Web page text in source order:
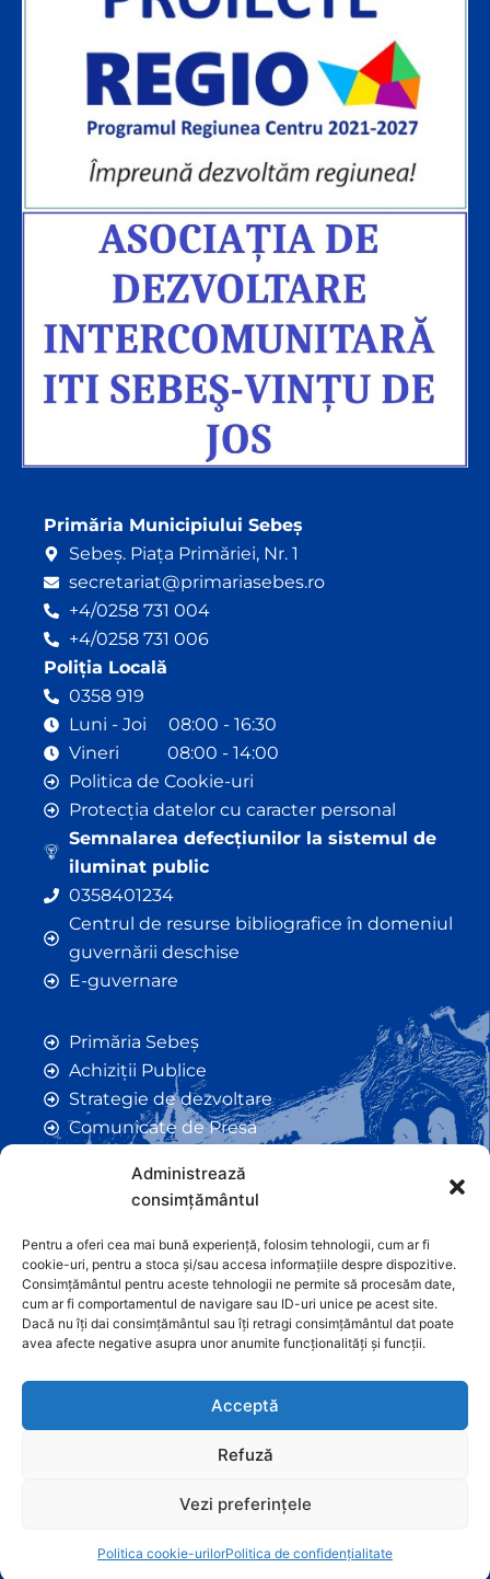
Administrează
consimțământul
Pentru a oferi cea mai bună experiență, folosim tehnologii, cum ar fi
cookie-uri, pentru a stoca și/sau accesa informațiile despre dispozitive.
Consimțământul pentru aceste tehnologii ne permite să procesăm date,
cum ar fi comportamentul de navigare sau ID-uri unice pe acest site.
Dacă nu îți dai consimțământul sau îți retragi consimțământul dat poate
avea afecte negative asupra unor anumite funcționalități și funcții.
Acceptă
Refuză
Vezi preferințele
Politica cookie-urilorPolitica de confidențialitate
Primăria Municipiului Sebeș
Sebeș. Piața Primăriei, Nr. 1
secretariat@primariasebes.ro
+4/0258 731 004
+4/0258 731 006
Poliția Locală
0358 919
Luni - Joi 08:00 - 16:30
Vineri 08:00 - 14:00
Politica de Cookie-uri
Protecția datelor cu caracter personal
Semnalarea defecțiunilor la sistemul de
iluminat public
0358401234
Centrul de resurse bibliografice în domeniul
guvernării deschise
E-guvernare
Primăria Sebeș
Achiziții Publice
Strategie de dezvoltare
Comunicate de Presă
Anunțuri
Hotarâri de Consiliu
Certificate de Urbanism
Autorizații de Construcții
Orașe Înfrățite
Contact
Graficã și dezvoltare website